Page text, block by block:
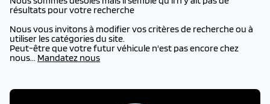
résultats pour votre recherche
Nous vous invitons à modifier vos critères de recherche ou à
utiliser les catégories du site.
Peut-être que votre futur véhicule n'est pas encore chez
nous... Mandatez nous